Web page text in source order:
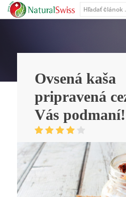
Ovsená kaša
pripravená
Vás podmaní!